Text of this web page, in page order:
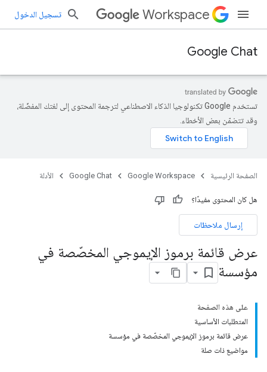
Workspace تسجيل الدخول
Google Chat
تستخدم Google تكنولوجيا الذكاء الاصطناعي لترجمة المحتوى إلى لغتك المفضّلة،
وقد تتضمّن بعض الأخطاء.
الصفحة الرئيسية Google Workspace
Google Chat الأدلة
هل كان المحتوى مفيدًا؟
إرسال ملاحظات
عرض قائمة برموز الإيموجي المخصّصة في
مؤسسة
على هذه الصفحة
المتطلبات الأساسية
عرض قائمة برموز الإيموجي المخصّصة في مؤسسة
مواضيع ذات صلة